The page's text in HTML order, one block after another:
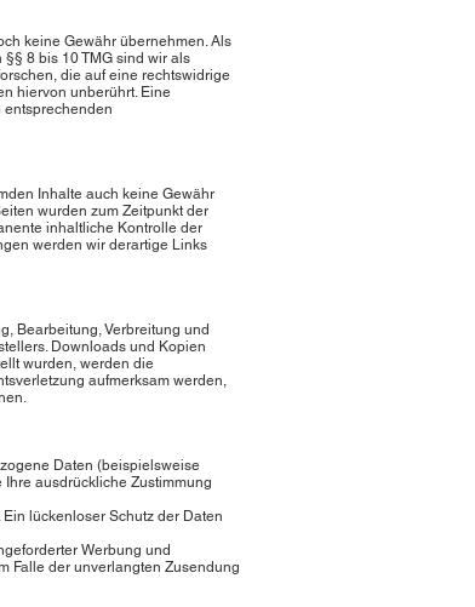
keine Gewähr übernehmen. Als
8 bis 10 TMG sind wir als
die auf eine rechtswidrige
hiervon unberührt. Eine
entsprechenden
Inhalte auch keine Gewähr
wurden zum Zeitpunkt der
inhaltliche Kontrolle der
werden wir derartige Links
Bearbeitung, Verbreitung und
Downloads und Kopien
wurden, werden die
aufmerksam werden,
Daten (beispielsweise
ausdrückliche Zustimmung
lückenloser Schutz der Daten
Werbung und
Falle der unverlangten Zusendung